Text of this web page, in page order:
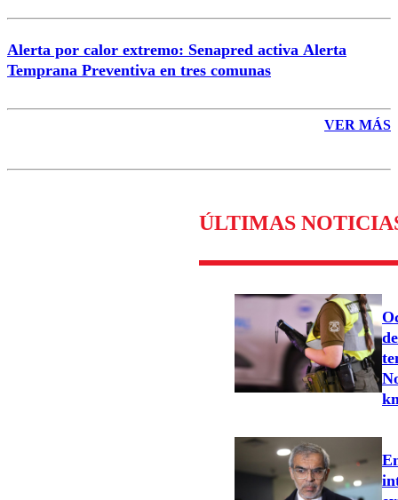
Alerta por calor extremo: Senapred activa Alerta
Temprana Preventiva en tres comunas
VER MÁS
ÚLTIMAS